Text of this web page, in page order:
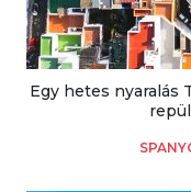
Egy hetes nyaralás